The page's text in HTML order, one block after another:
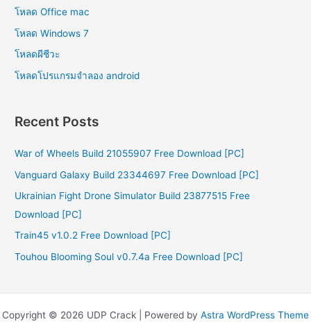
โหลด Office mac
โหลด Windows 7
โหลดผีชีวะ
โหลดโปรแกรมจําลอง android
Recent Posts
War of Wheels Build 21055907 Free Download [PC]
Vanguard Galaxy Build 23344697 Free Download [PC]
Ukrainian Fight Drone Simulator Build 23877515 Free
Download [PC]
Train45 v1.0.2 Free Download [PC]
Touhou Blooming Soul v0.7.4a Free Download [PC]
Copyright © 2026 UDP Crack | Powered by Astra WordPress Theme